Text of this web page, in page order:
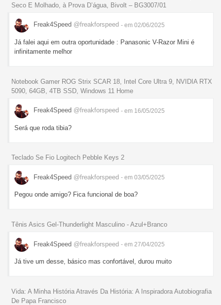
Seco E Molhado, à Prova D’água, Bivolt – BG3007/01
Freak4Speed @freakforspeed - em 02/06/2025
Já falei aqui em outra oportunidade : Panasonic V-Razor Mini é
infinitamente melhor
Notebook Gamer ROG Strix SCAR 18, Intel Core Ultra 9, NVIDIA RTX
5090, 64GB, 4TB SSD, Windows 11 Home
Freak4Speed @freakforspeed - em 16/05/2025
Será que roda tibia?
Teclado Se Fio Logitech Pebble Keys 2
Freak4Speed @freakforspeed - em 03/05/2025
Pegou onde amigo? Fica funcional de boa?
Tênis Asics Gel-Thunderlight Masculino - Azul+Branco
Freak4Speed @freakforspeed - em 27/04/2025
Já tive um desse, básico mas confortável, durou muito
Vida: A Minha História Através Da História: A Inspiradora Autobiografia
De Papa Francisco